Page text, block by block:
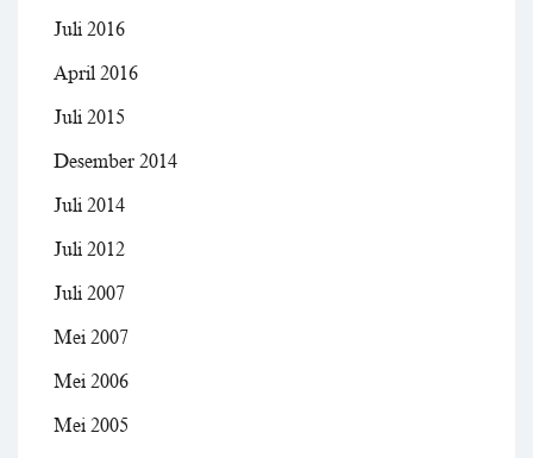
Juli 2016
April 2016
Juli 2015
Desember 2014
Juli 2014
Juli 2012
Juli 2007
Mei 2007
Mei 2006
Mei 2005